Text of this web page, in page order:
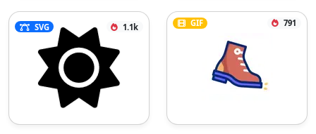
SVG 1.1k GIF 791